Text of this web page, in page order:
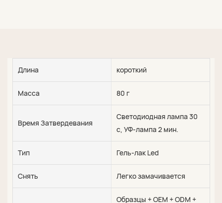
Длина короткий
Масса 80 г
Время Затвердевания
Светодиодная лампа 30
с, УФ-лампа 2 мин.
Тип Гель-лак Led
Снять Легко замачивается
Образцы + OEM + ODM +